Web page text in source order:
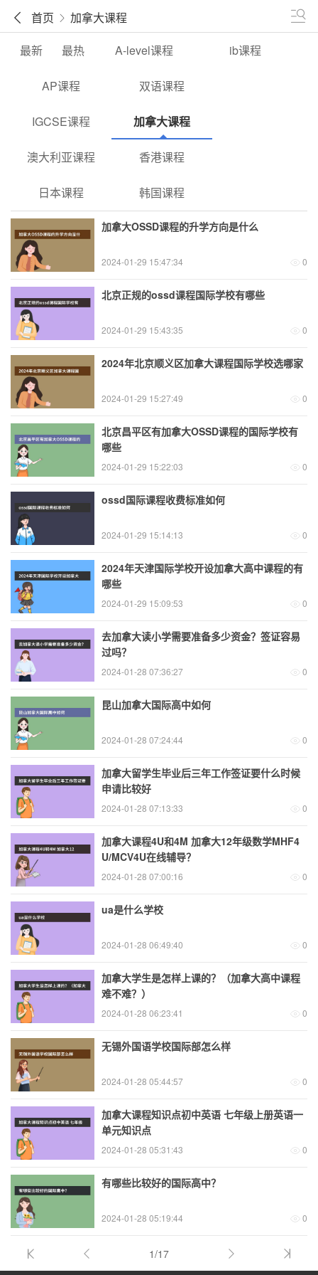
首页
加拿大课程
最新
最热 A-level课程 ib课程
AP课程 双语课程
IGCSE课程 加拿大课程
澳大利亚课程 香港课程
日本课程 韩国课程
加拿大OSSD课程的升学方向是什么
2024-01-29 15:47:34 0
北京正规的ossd课程国际学校有哪些
2024-01-29 15:43:35 0
2024年北京顺义区加拿大课程国际学校选哪家
2024-01-29 15:27:49 0
北京昌平区有加拿大OSSD课程的国际学校有
哪些
2024-01-29 15:22:03 0
ossd国际课程收费标准如何
2024-01-29 15:14:13 0
2024年天津国际学校开设加拿大高中课程的有
哪些
2024-01-29 15:09:53 0
去加拿大读小学需要准备多少资金？签证容易
过吗？
2024-01-28 07:36:27 0
昆山加拿大国际高中如何
2024-01-28 07:24:44 0
加拿大留学生毕业后三年工作签证要什么时候
申请比较好
2024-01-28 07:13:33 0
加拿大课程4U和4M 加拿大12年级数学MHF4
U/MCV4U在线辅导？
2024-01-28 07:00:16 0
ua是什么学校
2024-01-28 06:49:40 0
加拿大学生是怎样上课的？（加拿大高中课程
难不难？）
2024-01-28 06:23:41 0
无锡外国语学校国际部怎么样
2024-01-28 05:44:57 0
加拿大课程知识点初中英语 七年级上册英语一
单元知识点
2024-01-28 05:31:43 0
有哪些比较好的国际高中？
2024-01-28 05:19:44 0
1/17